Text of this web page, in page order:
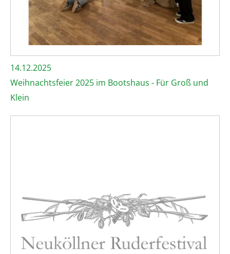
14.12.2025
Weihnachtsfeier 2025 im Bootshaus - Für Groß und
Klein